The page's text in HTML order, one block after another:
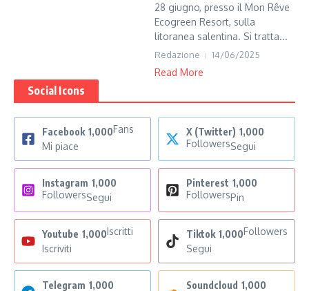
28 giugno, presso il Mon Rêve
Ecogreen Resort, sulla
litoranea salentina. Si tratta...
Redazione 14/06/2025
Read More
Social Icons
Facebook 1,000Fans
Mi piace
X (Twitter) 1,000
FollowersSegui
Instagram 1,000
FollowersSegui
Pinterest 1,000
FollowersPin
Youtube 1,000Iscritti
Iscriviti
Tiktok 1,000Followers
Segui
Telegram 1,000
Soundcloud 1,000